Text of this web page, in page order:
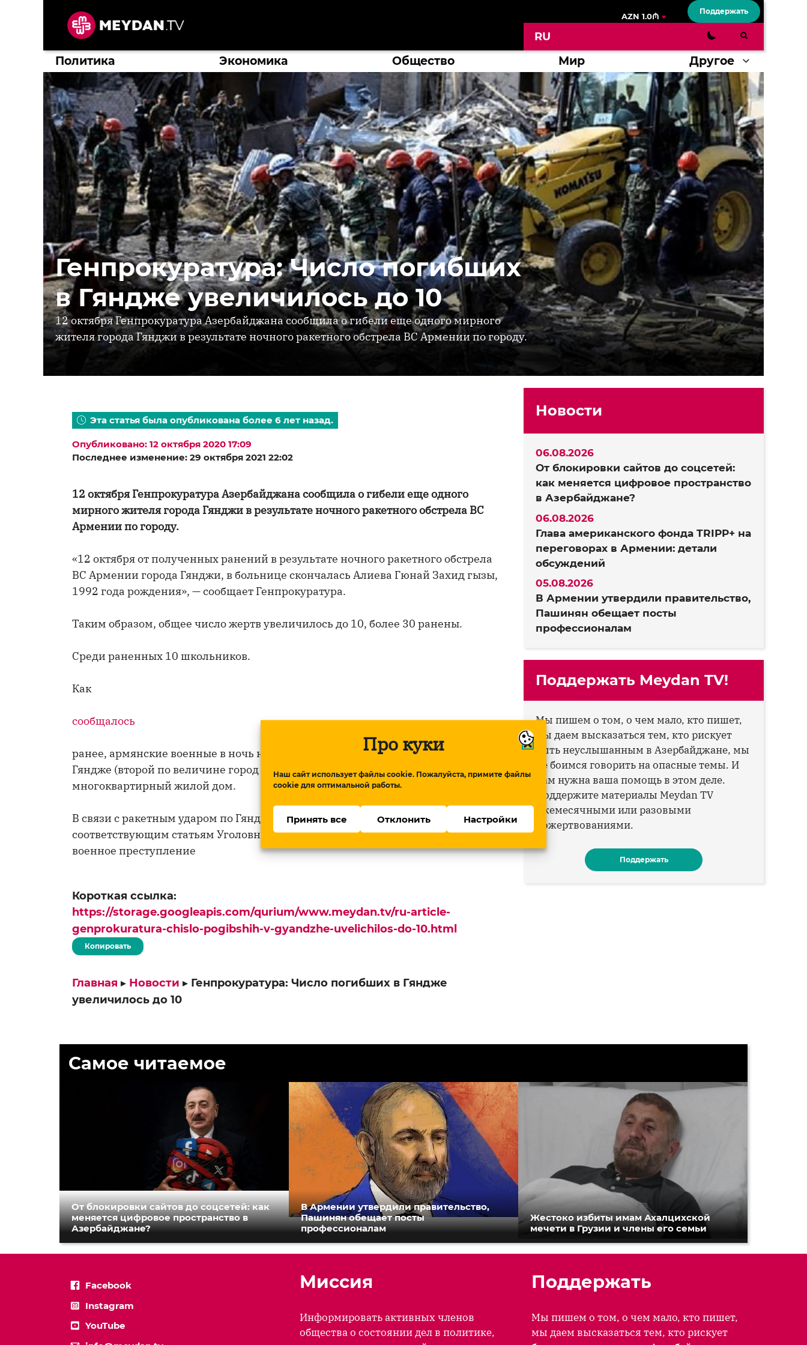
Про куки
Наш сайт использует файлы cookie. Пожалуйста, примите файлы
cookie для оптимальной работы.
Принять все Отклонить Настройки
содержимому
AZN 1.0₼
Поддержать
RU
Политика Экономика Общество Мир Другое
Генпрокуратура: Число погибших
в Гяндже увеличилось до 10
12 октября Генпрокуратура Азербайджана сообщила о гибели еще одного мирного
жителя города Гянджи в результате ночного ракетного обстрела ВС Армении по городу.
Эта статья была опубликована более 6 лет назад.
Опубликовано: 12 октября 2020 17:09
Последнее изменение: 29 октября 2021 22:02
12 октября Генпрокуратура Азербайджана сообщила о гибели еще одного
мирного жителя города Гянджи в результате ночного ракетного обстрела ВС
Армении по городу.
«12 октября от полученных ранений в результате ночного ракетного обстрела
ВС Армении города Гянджи, в больнице скончалась Алиева Гюнай Захид гызы,
1992 года рождения», — сообщает Генпрокуратура.
Таким образом, общее число жертв увеличилось до 10, более 30 ранены.
Среди раненных 10 школьников.
Как
сообщалось
ранее, армянские военные в ночь на 11 октября нанесли ракетный удар по
Гяндже (второй по величине город Азербайджана). Ракета SCUD попала в
многоквартирный жилой дом.
В связи с ракетным ударом по Гяндже возбуждено уголовное дело по
соответствующим статьям Уголовного кодекса, включая проведение теракта и
военное преступление
Короткая ссылка:
https://storage.googleapis.com/qurium/www.meydan.tv/ru-article-
genprokuratura-chislo-pogibshih-v-gyandzhe-uvelichilos-do-10.html
Копировать
Главная ▸ Новости ▸ Генпрокуратура: Число погибших в Гяндже
увеличилось до 10
Новости
От блокировки сайтов до соцсетей:
как меняется цифровое пространство
в Азербайджане?
06.08.2026
Глава американского фонда TRIPP+ на
переговорах в Армении: детали
обсуждений
06.08.2026
В Армении утвердили правительство,
Пашинян обещает посты
профессионалам
05.08.2026
Поддержать Meydan TV!
Мы пишем о том, о чем мало, кто пишет,
мы даем высказаться тем, кто рискует
быть неуслышанным в Азербайджане, мы
не боимся говорить на опасные темы. И
нам нужна ваша помощь в этом деле.
Поддержите материалы Meydan TV
ежемесячными или разовыми
пожертвованиями.
Поддержать
Самое читаемое
От блокировки сайтов до соцсетей: как
меняется цифровое пространство в
Азербайджане?
В Армении утвердили правительство,
Пашинян обещает посты
профессионалам
Жестоко избиты имам Ахалцихской
мечети в Грузии и члены его семьи
Facebook
Instagram
YouTube
Миссия
Информировать активных членов
общества о состоянии дел в политике,
Поддержать
Мы пишем о том, о чем мало, кто пишет,
мы даем высказаться тем, кто рискует